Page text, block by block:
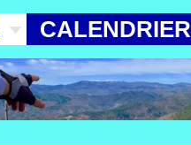
CALENDRIER